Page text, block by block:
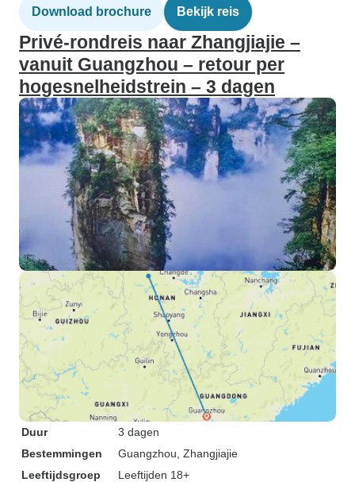
Download brochure Bekijk reis
Privé-rondreis naar Zhangjiajie –
vanuit Guangzhou – retour per
hogesnelheidstrein – 3 dagen
Duur
3 dagen
Bestemmingen
Guangzhou , Zhangjiajie
Leeftijdsgroep
Leeftijden 18+